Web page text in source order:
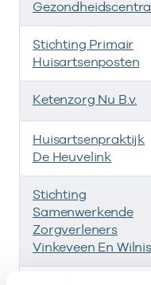
Gezondheidscentra
Stichting Primair
Huisartsenposten
Ketenzorg Nu B.v.
Huisartsenpraktijk
De Heuvelink
Stichting
Samenwerkende
Zorgverleners
Vinkeveen En Wilnis